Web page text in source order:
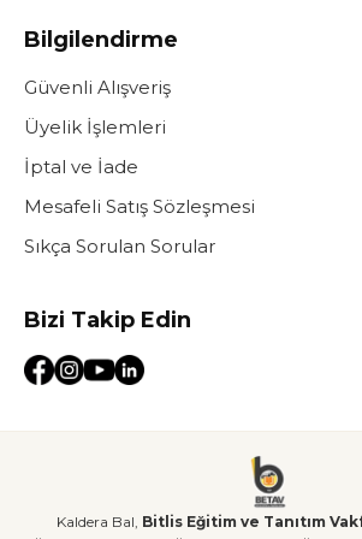
Bilgilendirme
Güvenli Alışveriş
Üyelik İşlemleri
İptal ve İade
Mesafeli Satış Sözleşmesi
Sıkça Sorulan Sorular
Bizi Takip Edin
Kaldera Bal, Bitlis Eğitim ve Tanıtım